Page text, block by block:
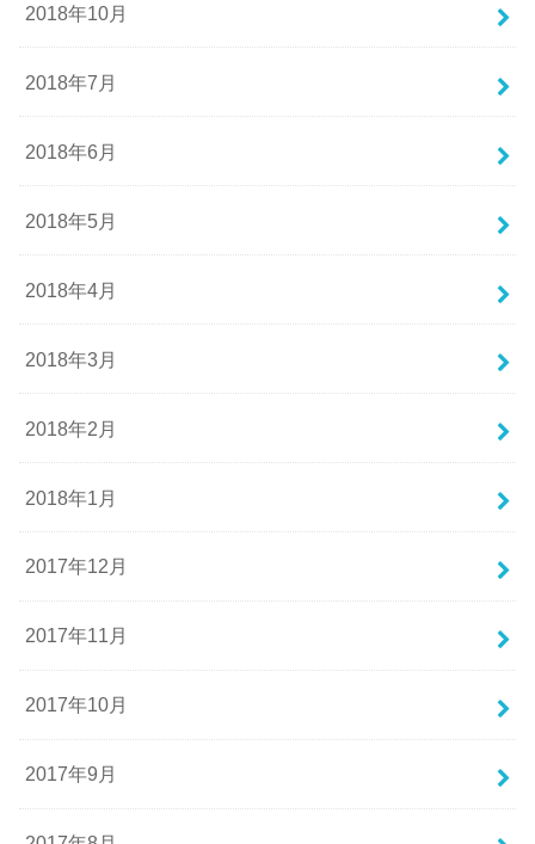
2018年10月
2018年7月
2018年6月
2018年5月
2018年4月
2018年3月
2018年2月
2018年1月
2017年12月
2017年11月
2017年10月
2017年9月